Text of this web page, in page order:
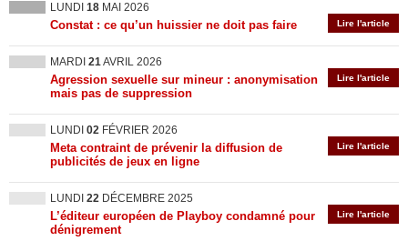
LUNDI 18 MAI 2026
Lire l'article
Constat : ce qu’un huissier ne doit pas faire
MARDI 21AVRIL 2026
Lire l'article
Agression sexuelle sur mineur : anonymisation
mais pas de suppression
LUNDI 02 FÉVRIER 2026
Lire l'article
Meta contraint de prévenir la diffusion de
publicités de jeux en ligne
LUNDI 22 DÉCEMBRE 2025
Lire l'article
L’éditeur européen de Playboy condamné pour
dénigrement